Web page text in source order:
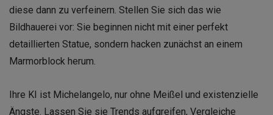
diese dann zu verfeinern. Stellen Sie sich das wie
Bildhauerei vor: Sie beginnen nicht mit einer perfekt
detaillierten Statue, sondern hacken zunächst an einem
Marmorblock herum.
Ihre KI ist Michelangelo, nur ohne Meißel und existenzielle
Ängste. Lassen Sie sie Trends aufgreifen, Vergleiche